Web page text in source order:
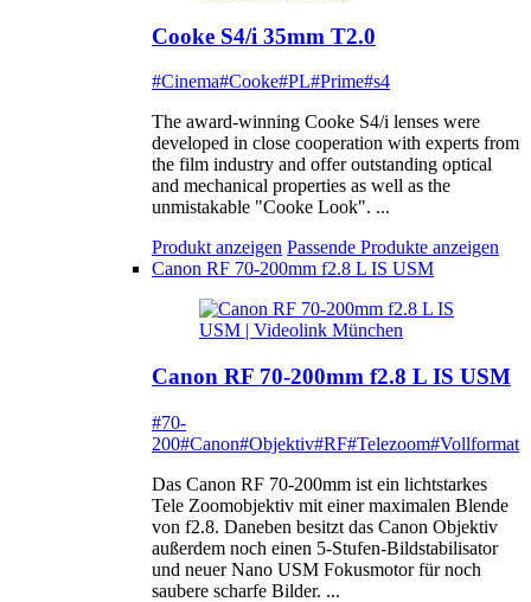
Cooke S4/i 35mm T2.0
#Cinema#Cooke#PL#Prime#s4
The award-winning Cooke S4/i lenses were
developed in close cooperation with experts from
the film industry and offer outstanding optical
and mechanical properties as well as the
unmistakable "Cooke Look". ...
Produkt anzeigen Passende Produkte anzeigen
Canon RF 70-200mm f2.8 L IS USM
Canon RF 70-200mm f2.8 L IS USM
#70-
200#Canon#Objektiv#RF#Telezoom#Vollformat
Das Canon RF 70-200mm ist ein lichtstarkes
Tele Zoomobjektiv mit einer maximalen Blende
von f2.8. Daneben besitzt das Canon Objektiv
außerdem noch einen 5-Stufen-Bildstabilisator
und neuer Nano USM Fokusmotor für noch
saubere scharfe Bilder. ...